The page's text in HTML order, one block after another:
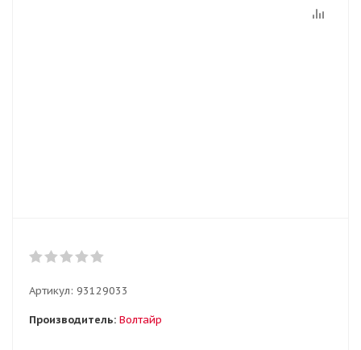
Артикул: 93129033
Производитель: Волтайр